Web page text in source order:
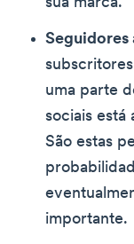
Seguidores
uma parte
sociais está
São estas
importante.